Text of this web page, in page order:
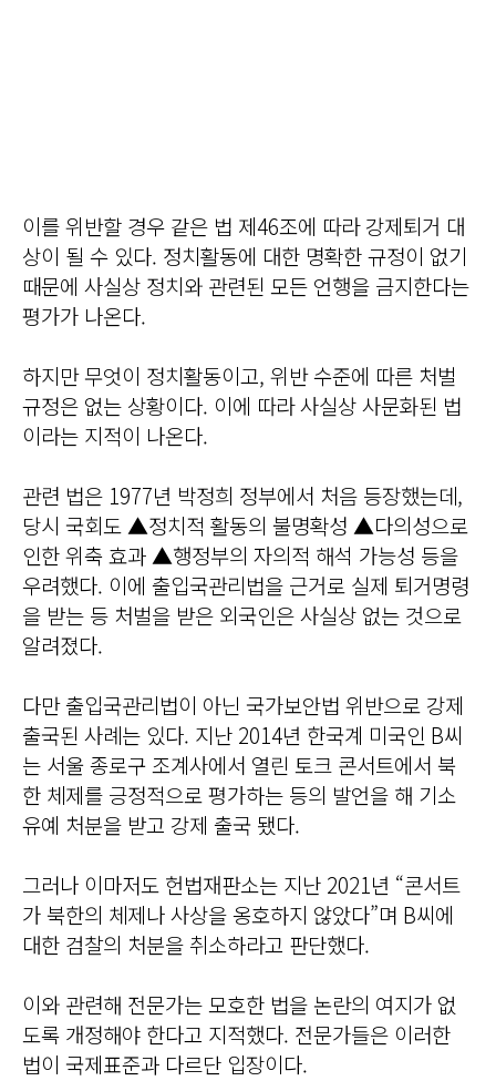
이를 위반할 경우 같은 법 제46조에 따라 강제퇴거 대
상이 될 수 있다. 정치활동에 대한 명확한 규정이 없기
때문에 사실상 정치와 관련된 모든 언행을 금지한다는
평가가 나온다.
하지만 무엇이 정치활동이고, 위반 수준에 따른 처벌
규정은 없는 상황이다. 이에 따라 사실상 사문화된 법
이라는 지적이 나온다.
관련 법은 1977년 박정희 정부에서 처음 등장했는데,
당시 국회도 ▲정치적 활동의 불명확성 ▲다의성으로
인한 위축 효과 ▲행정부의 자의적 해석 가능성 등을
우려했다. 이에 출입국관리법을 근거로 실제 퇴거명령
을 받는 등 처벌을 받은 외국인은 사실상 없는 것으로
알려졌다.
다만 출입국관리법이 아닌 국가보안법 위반으로 강제
출국된 사례는 있다. 지난 2014년 한국계 미국인 B씨
는 서울 종로구 조계사에서 열린 토크 콘서트에서 북
한 체제를 긍정적으로 평가하는 등의 발언을 해 기소
유예 처분을 받고 강제 출국 됐다.
그러나 이마저도 헌법재판소는 지난 2021년 “콘서트
가 북한의 체제나 사상을 옹호하지 않았다”며 B씨에
대한 검찰의 처분을 취소하라고 판단했다.
이와 관련해 전문가는 모호한 법을 논란의 여지가 없
도록 개정해야 한다고 지적했다. 전문가들은 이러한
법이 국제표준과 다르단 입장이다.